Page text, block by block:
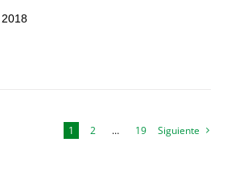
1 2 … 19 Siguiente